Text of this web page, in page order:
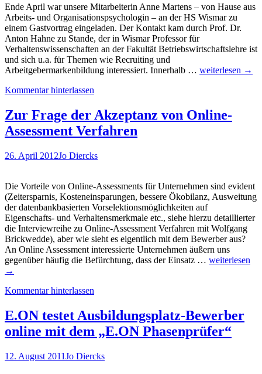
Ende April war unsere Mitarbeiterin Anne Martens – von Hause aus
Arbeits- und Organisationspsychologin – an der HS Wismar zu
einem Gastvortrag eingeladen. Der Kontakt kam durch Prof. Dr.
Anton Hahne zu Stande, der in Wismar Professor für
Verhaltenswissenschaften an der Fakultät Betriebswirtschaftslehre ist
und sich u.a. für Themen wie Recruiting und
Arbeitgebermarkenbildung interessiert. Innerhalb … Ein
Hochschule
Wismar
weiterlesen →
Kommentar hinterlassen
Zur Frage der Akzeptanz von Online-
Assessment Verfahren
26. April 2012Jo Diercks
Die Vorteile von Online-Assessments für Unternehmen sind evident
(Zeitersparnis, Kosteneinsparungen, bessere Ökobilanz, Ausweitung
der datenbankbasierten Vorselektionsmöglichkeiten auf
Eigenschafts- und Verhaltensmerkmale etc., siehe hierzu detaillierter
die Interviewreihe zu Online-Assessment Verfahren mit Wolfgang
Brickwedde), aber wie sieht es eigentlich mit dem Bewerber aus?
An Online Assessment interessierte Unternehmen äußern uns
gegenüber häufig die Befürchtung, dass der Einsatz … Zur
Online-
Assessment
Verfahren
weiterlesen
→
Kommentar hinterlassen
E.ON testet Ausbildungsplatz-Bewerber
online mit dem „E.ON Phasenprüfer“
12. August 2011Jo Diercks